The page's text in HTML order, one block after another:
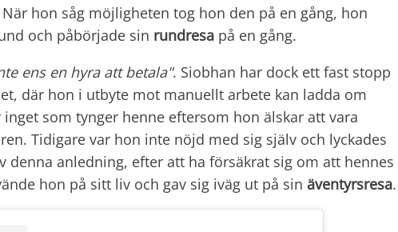
När hon såg möjligheten tog hon den på en gång, hon
och påbörjade sin rundresa på en gång.
ens en hyra att betala". Siobhan har dock ett fast stopp
där hon i utbyte mot manuellt arbete kan ladda om
inget som tynger henne eftersom hon älskar att vara
Tidigare var hon inte nöjd med sig själv och lyckades
denna anledning, efter att ha försäkrat sig om att hennes
hon på sitt liv och gav sig iväg ut på sin äventyrsresa.